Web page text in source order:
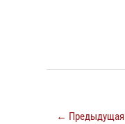
← Предыдущая